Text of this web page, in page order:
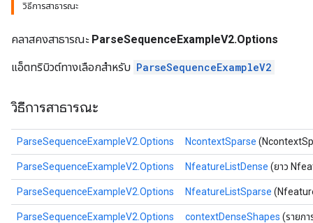
วิธีการสาธารณะ
คลาสคงสาธารณะ ParseSequenceExampleV2.Options
แอ็ตทริบิวต์ทางเลือกสำหรับ ParseSequenceExampleV2
วิธีการสาธารณะ
ParseSequenceExampleV2.Options NcontextSparse
ParseSequenceExampleV2.Options NfeatureListDense (ยาว
ParseSequenceExampleV2.Options NfeatureListSparse
ParseSequenceExampleV2.Options contextDenseShapes (รายก